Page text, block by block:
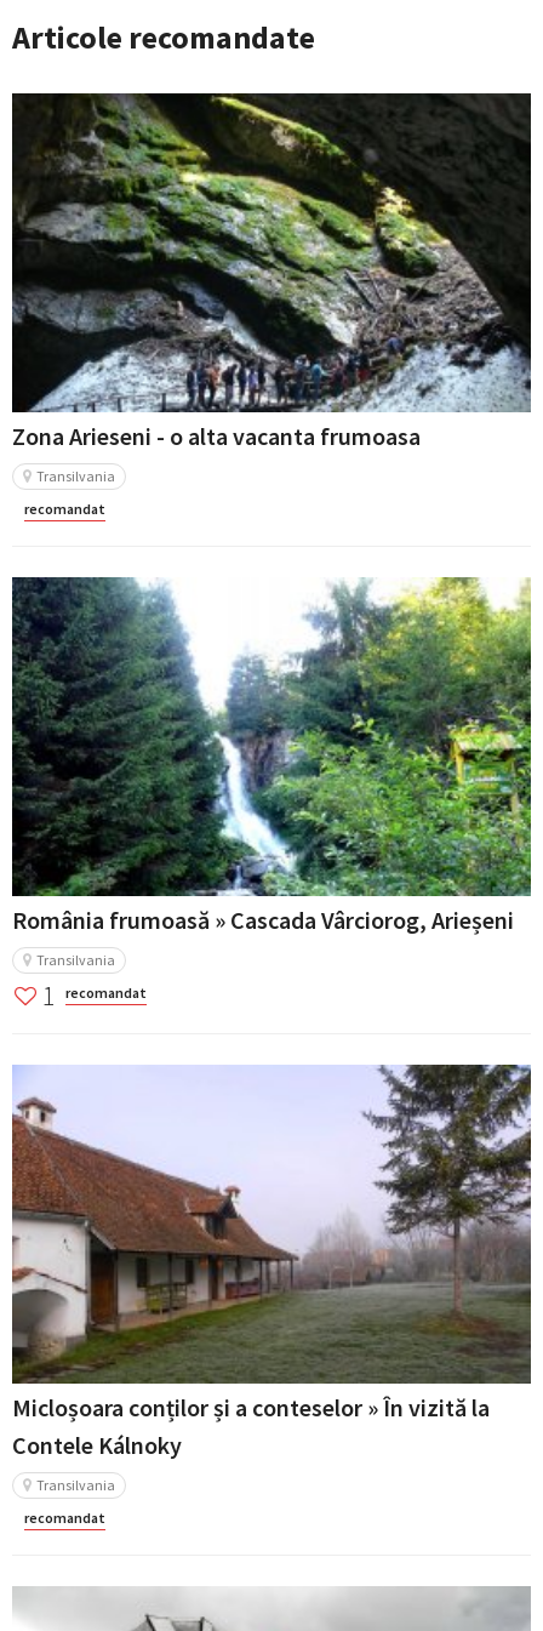
Articole recomandate
Zona Arieseni - o alta vacanta frumoasa
Transilvania
recomandat
România frumoasă » Cascada Vârciorog, Arieșeni
Transilvania
1 recomandat
Micloșoara conților și a conteselor » În vizită la
Contele Kálnoky
Transilvania
recomandat